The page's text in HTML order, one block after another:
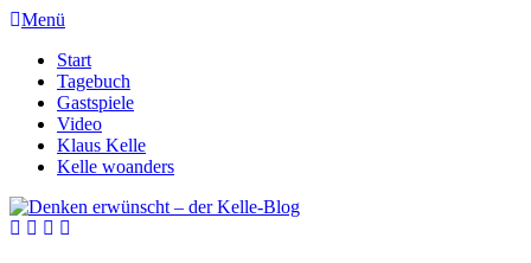
Menü
Start
Tagebuch
Gastspiele
Video
Klaus Kelle
Kelle woanders